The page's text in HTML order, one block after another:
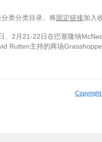
类分类目录。将固定链接加入
、2月21-22日在巴塞隆纳
Rutten主持的两场